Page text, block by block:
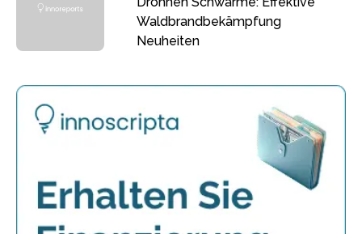
Waldbrandbekämpfung
Neuheiten